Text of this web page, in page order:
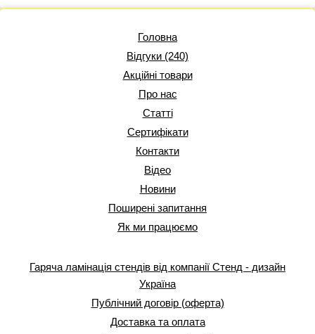
Головна
Відгуки (240)
Акційні товари
Про нас
Статті
Сертифікати
Контакти
Відео
Новини
Поширені запитання
Як ми працюємо
Гаряча ламінація стендів від компанії Стенд - дизайн
Україна
Публічний договір (оферта)
Доставка та оплата